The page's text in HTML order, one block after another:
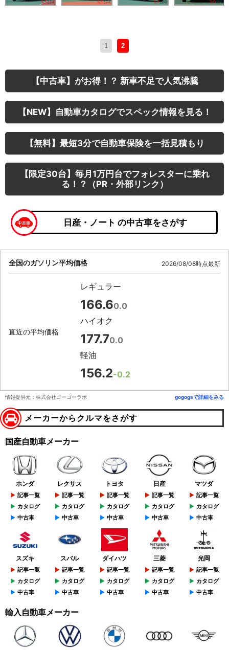
1 2
【中古車】がお得！？ 新車不足で人気沸騰
【NEW】自動車カタログでスペック情報を見る！
【無料】最短3分で自動車保険を一括見積もり
【限定30台】毎月1万円台でフォレスターに乗れ
る！？（PR・外部リンク）
日産・ノート の中古車をさがす
全国のガソリン平均価格 2026/08/08時点最新
直近の平均価格
レギュラー
166.60.0
ハイオク
177.70.0
軽油
156.2-0.2
情報提供元：株式会社ゴーゴーラボ gogogsで詳細をみる
メーカーからクルマをさがす
国産自動車メーカー
ホンダ
記事一覧
カタログ
中古車
レクサス
記事一覧
カタログ
中古車
トヨタ
記事一覧
カタログ
中古車
日産
記事一覧
カタログ
中古車
マツダ
記事一覧
カタログ
中古車
スズキ
記事一覧
カタログ
中古車
スバル
記事一覧
カタログ
中古車
ダイハツ
記事一覧
カタログ
中古車
三菱
記事一覧
カタログ
中古車
光岡
記事一覧
カタログ
中古車
輸入自動車メーカー